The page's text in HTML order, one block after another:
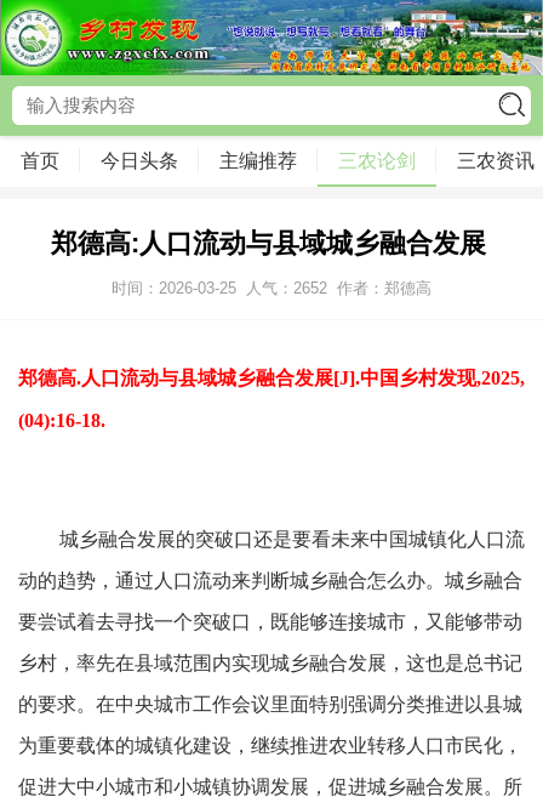
首页 今日头条 主编推荐 三农论剑 三农资讯
郑德高:人口流动与县域城乡融合发展 ​
时间：2026-03-25 人气： 2652 作者：郑德高
郑德高.人口流动与县域城乡融合发展[J].中国乡村发现,2025,
(04):16-18.
城乡融合发展的突破口还是要看未来中国城镇化人口流
动的趋势，通过人口流动来判断城乡融合怎么办。城乡融合
要尝试着去寻找一个突破口，既能够连接城市，又能够带动
乡村，率先在县域范围内实现城乡融合发展，这也是总书记
的要求。在中央城市工作会议里面特别强调分类推进以县城
为重要载体的城镇化建设，继续推进农业转移人口市民化，
促进大中小城市和小城镇协调发展，促进城乡融合发展。所